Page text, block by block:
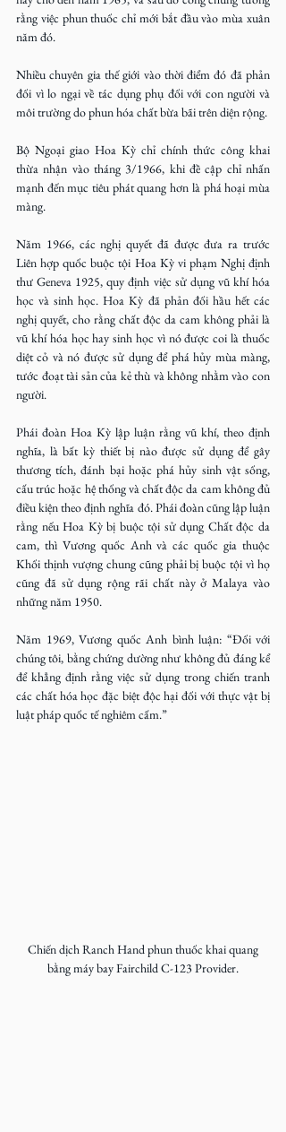
rằng việc phun thuốc chỉ mới bắt đầu vào mùa xuân
năm đó.
Nhiều chuyên gia thế giới vào thời điểm đó đã phản
đối vì lo ngại về tác dụng phụ đối với con người và
môi trường do phun hóa chất bừa bãi trên diện rộng.
Bộ Ngoại giao Hoa Kỳ chỉ chính thức công khai
thừa nhận vào tháng 3/1966, khi đề cập chỉ nhấn
mạnh đến mục tiêu phát quang hơn là phá hoại mùa
màng.
Năm 1966, các nghị quyết đã được đưa ra trước
Liên hợp quốc buộc tội Hoa Kỳ vi phạm Nghị định
thư Geneva 1925, quy định việc sử dụng vũ khí hóa
học và sinh học. Hoa Kỳ đã phản đối hầu hết các
nghị quyết, cho rằng chất độc da cam không phải là
vũ khí hóa học hay sinh học vì nó được coi là thuốc
diệt cỏ và nó được sử dụng để phá hủy mùa màng,
tước đoạt tài sản của kẻ thù và không nhằm vào con
người.
Phái đoàn Hoa Kỳ lập luận rằng vũ khí, theo định
nghĩa, là bất kỳ thiết bị nào được sử dụng để gây
thương tích, đánh bại hoặc phá hủy sinh vật sống,
cấu trúc hoặc hệ thống và chất độc da cam không đủ
điều kiện theo định nghĩa đó. Phái đoàn cũng lập luận
rằng nếu Hoa Kỳ bị buộc tội sử dụng Chất độc da
cam, thì Vương quốc Anh và các quốc gia thuộc
Khối thịnh vượng chung cũng phải bị buộc tội vì họ
cũng đã sử dụng rộng rãi chất này ở Malaya vào
những năm 1950.
Năm 1969, Vương quốc Anh bình luận: “Đối với
chúng tôi, bằng chứng dường như không đủ đáng kể
để khẳng định rằng việc sử dụng trong chiến tranh
các chất hóa học đặc biệt độc hại đối với thực vật bị
luật pháp quốc tế nghiêm cấm.”
bằng máy bay Fairchild C-123 Provider.